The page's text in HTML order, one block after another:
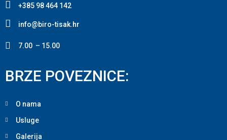
+385 98 464 142
info@biro-tisak.hr
7.00 – 15.00
BRZE POVEZNICE:
O nama
Usluge
Galerija